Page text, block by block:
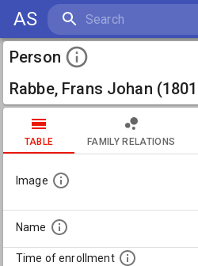
AS
Person
Rabbe, Frans Johan
TABLE FAMILY RELATIONS
Image
Name
Time of enrollment